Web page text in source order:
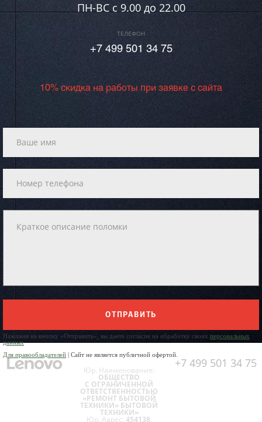
ПН-ВC c 9.00 до 22.00
ТЕЛЕФОН
+7 499 501 34 75
10% скидка на работы при заявке с сайта
ОТПРАВИТЬ
Нажимая на кнопку «Отправить», вы даете согласие на обработку своих персональных
данных
Для правообладателей | Сайт не является публичной офертой.
+7 499 501 34 75
Юр. Наименование:
ОБЩЕСТВО
С ОГРАНИЧЕННОЙ
ОТВЕТСТВЕННОСТЬЮ
«РЕМОНТ БЫТОВОЙ
ТЕХНИКИ» БЫТОВОЙ
ТЕХНИКИ»
Юр. Адрес: 454138,